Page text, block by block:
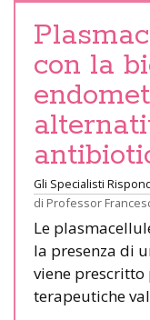
con la
Gli Specialisti
di Professor
Le
la presenza di
viene
terapeutiche